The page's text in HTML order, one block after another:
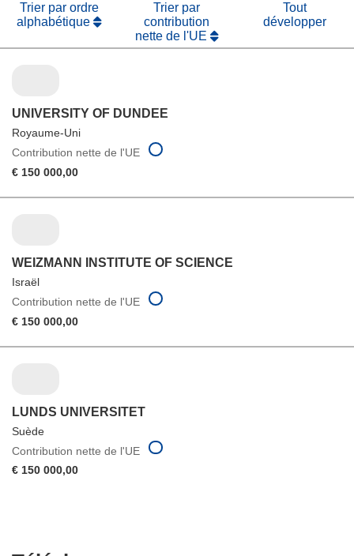
Trier par ordre
alphabétique
Trier par
contribution
nette de l'UE
Tout
développer
UNIVERSITY OF DUNDEE
Royaume-Uni
Contribution nette de l'UE
€ 150 000,00
WEIZMANN INSTITUTE OF SCIENCE
Israël
Contribution nette de l'UE
€ 150 000,00
LUNDS UNIVERSITET
Suède
Contribution nette de l'UE
€ 150 000,00